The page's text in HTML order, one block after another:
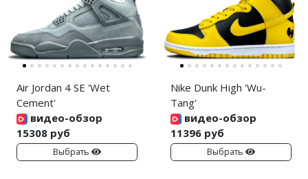
Air Jordan 4 SE 'Wet
Cement'
видео-обзор
15308 руб
Выбрать
Nike Dunk High 'Wu-
Tang'
видео-обзор
11396 руб
Выбрать